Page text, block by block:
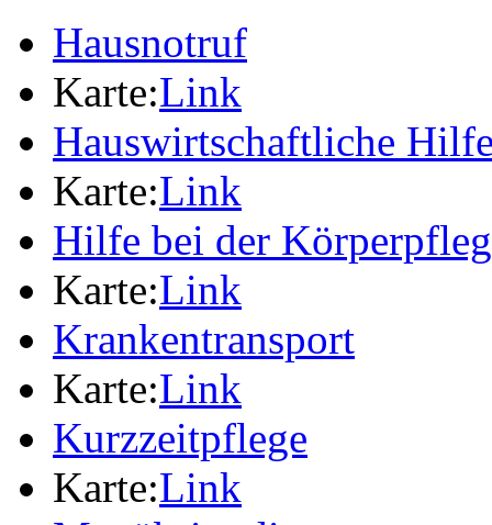
Hausnotruf
Karte:Link
Hauswirtschaftliche
Karte:Link
Hilfe bei der
Karte:Link
Krankentransport
Karte:Link
Kurzzeitpflege
Karte:Link